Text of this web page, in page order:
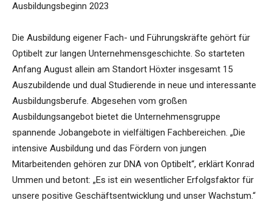
Ausbildungsbeginn 2023
Die Ausbildung eigener Fach- und Führungskräfte gehört für
Optibelt zur langen Unternehmensgeschichte. So starteten
Anfang August allein am Standort Höxter insgesamt 15
Auszubildende und dual Studierende in neue und interessante
Ausbildungsberufe. Abgesehen vom großen
Ausbildungsangebot bietet die Unternehmensgruppe
spannende Jobangebote in vielfältigen Fachbereichen. „Die
intensive Ausbildung und das Fördern von jungen
Mitarbeitenden gehören zur DNA von Optibelt“, erklärt Konrad
Ummen und betont: „Es ist ein wesentlicher Erfolgsfaktor für
unsere positive Geschäftsentwicklung und unser Wachstum.“